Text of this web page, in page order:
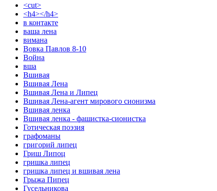
<cut>
<h4></h4>
в контакте
ваша лена
вимана
Вовка Павлов 8-10
Война
вша
Вшивая
Вшивая Лена
Вшивая Лена и Липец
Вшивая Лена-агент мирового сионизма
Вшивая ленка
Вшивая ленка - фашистка-сионистка
Готическая поэзия
графоманы
григорий липец
Гриш Липоц
гришка липец
гришка липец и вшивая лена
Грыжа Пипец
Гусельникова